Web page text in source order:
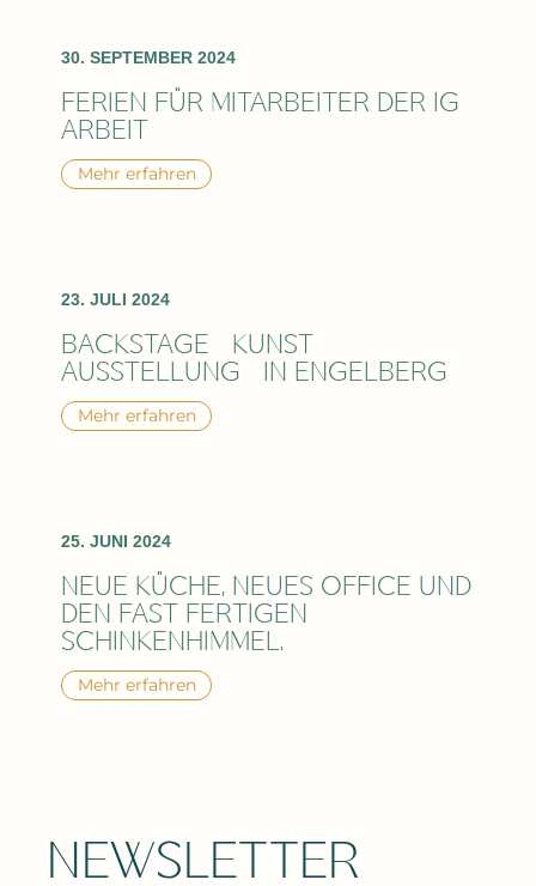
30. SEPTEMBER 2024
FERIEN FÜR MITARBEITER DER IG
ARBEIT
Mehr erfahren
23. JULI 2024
BACKSTAGE KUNST
AUSSTELLUNG IN ENGELBERG
Mehr erfahren
25. JUNI 2024
NEUE KÜCHE, NEUES OFFICE UND
DEN FAST FERTIGEN
SCHINKENHIMMEL…
Mehr erfahren
NEWSLETTER